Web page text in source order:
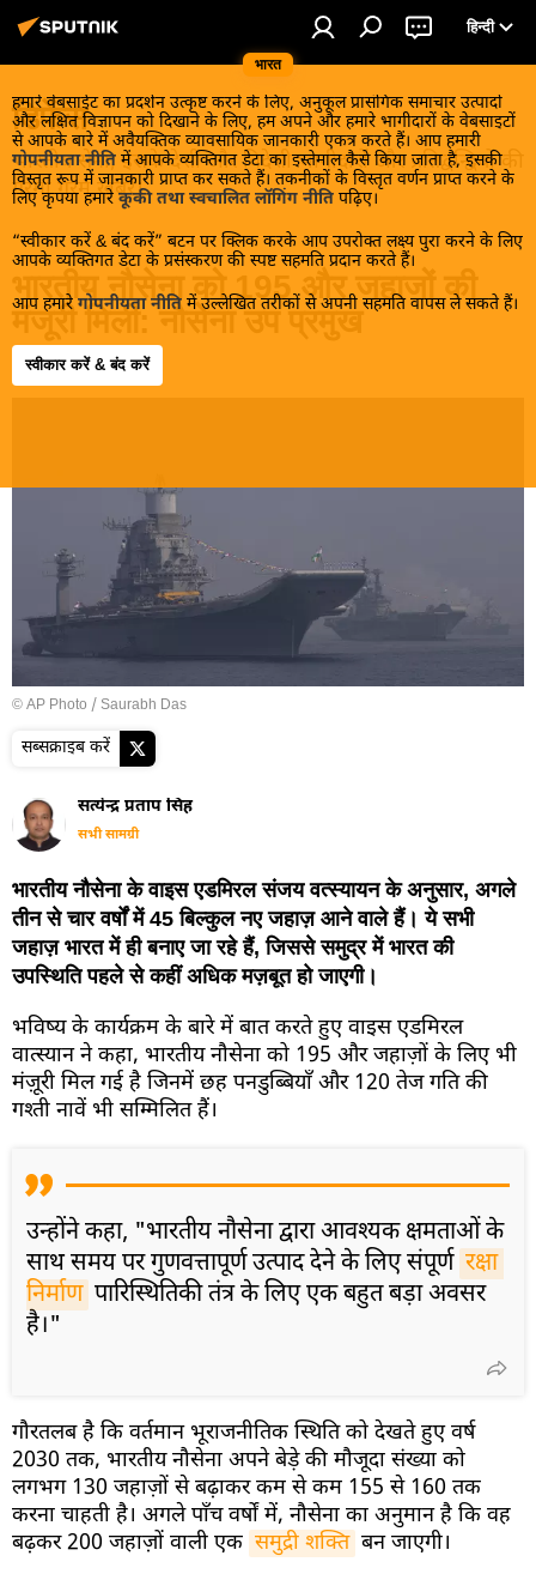
भारत
हिन्दी
हमारे वेबसाईट का प्रदर्शन उत्कृष्ट करने के लिए, अनुकूल प्रासंगिक समाचार उत्पादों
और लक्षित विज्ञापन को दिखाने के लिए, हम अपने और हमारे भागीदारों के वेबसाइटों
से आपके बारे में अवैयक्तिक व्यावसायिक जानकारी एकत्र करते हैं। आप हमारी
गोपनीयता नीति में आपके व्यक्तिगत डेटा का इस्तेमाल कैसे किया जाता है, इसकी
विस्तृत रूप में जानकारी प्राप्त कर सकते हैं। तकनीकों के विस्तृत वर्णन प्राप्त करने के
लिए कृपया हमारे कूकी तथा स्वचालित लॉगिंग नीति पढ़िए।
“स्वीकार करें & बंद करें” बटन पर क्लिक करके आप उपरोक्त लक्ष्य पुरा करने के लिए
आपके व्यक्तिगत डेटा के प्रसंस्करण की स्पष्ट सहमति प्रदान करते हैं।
आप हमारे गोपनीयता नीति में उल्लेखित तरीकों से अपनी सहमति वापस ले सकते हैं।
स्वीकार करें & बंद करें
डिफेंस
भारतीय सेना, इसके देशी और विदेशी भागीदारों और प्रतिद्वन्द्वियों की
गरमा गरम खबरें।
भारतीय नौसेना को 195 और जहाजों की
मंजूरी मिली: नौसेना उप प्रमुख
16:01 21.05.2026
© AP Photo / Saurabh Das
सब्सक्राइब करें
सत्येन्द्र प्रताप सिंह
सभी सामग्री
भारतीय नौसेना के वाइस एडमिरल संजय वत्स्यायन के अनुसार, अगले
तीन से चार वर्षों में 45 बिल्कुल नए जहाज़ आने वाले हैं। ये सभी
जहाज़ भारत में ही बनाए जा रहे हैं, जिससे समुद्र में भारत की
उपस्थिति पहले से कहीं अधिक मज़बूत हो जाएगी।
भविष्य के कार्यक्रम के बारे में बात करते हुए वाइस एडमिरल
वात्स्यान ने कहा, भारतीय नौसेना को 195 और जहाज़ों के लिए भी
मंज़ूरी मिल गई है जिनमें छह पनडुब्बियाँ और 120 तेज गति की
गश्ती नावें भी सम्मिलित हैं।
उन्होंने कहा, "भारतीय नौसेना द्वारा आवश्यक क्षमताओं के
साथ समय पर गुणवत्तापूर्ण उत्पाद देने के लिए संपूर्ण रक्षा
निर्माण पारिस्थितिकी तंत्र के लिए एक बहुत बड़ा अवसर
है।"
गौरतलब है कि वर्तमान भूराजनीतिक स्थिति को देखते हुए वर्ष
2030 तक, भारतीय नौसेना अपने बेड़े की मौजूदा संख्या को
लगभग 130 जहाज़ों से बढ़ाकर कम से कम 155 से 160 तक
करना चाहती है। अगले पाँच वर्षों में, नौसेना का अनुमान है कि वह
बढ़कर 200 जहाज़ों वाली एक समुद्री शक्ति बन जाएगी।